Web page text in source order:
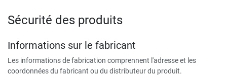
Sécurité des produits
Informations sur le fabricant
Les informations de fabrication comprennent l'adresse et les
coordonnées du fabricant ou du distributeur du produit.